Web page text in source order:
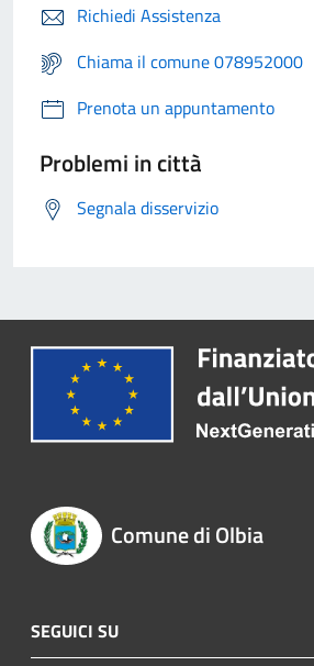
Richiedi Assistenza
Chiama il comune 078952000
Prenota un appuntamento
Problemi in città
Segnala disservizio
Comune di Olbia
SEGUICI SU